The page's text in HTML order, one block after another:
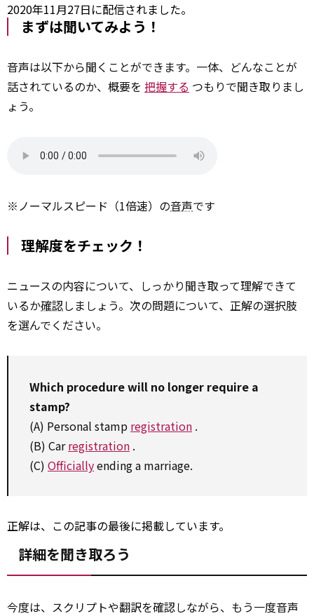
2020年11月27日に配信されました。
まずは聞いてみよう！
音声は以下から聞くことができます。一体、どんなことが
話されているのか、概要を 把握する つもりで聞き取りまし
ょう。
※ノーマルスピード（1倍速）の音声です
理解度をチェック！
ニュースの内容について、しっかり聞き取って理解できて
いるか確認しましょう。次の問題について、正解の選択肢
を選んでください。
Which procedurewill no longer require a
stamp?
(A) Personal stamp registration .
(B) Carregistration .
(C) Officiallyending a marriage.
正解は、この記事の最後に掲載しています。
詳細を聞き取ろう
今度は、スクリプトや翻訳を確認しながら、もう一度音声